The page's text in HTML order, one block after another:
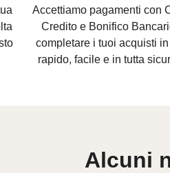
Accettiamo pagamenti con
Credito e Bonifico
completare i tuoi acquisti
rapido, facile e in tutta
Alcuni